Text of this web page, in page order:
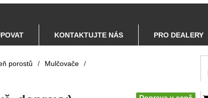
KONTAKTUJTE NÁS PRO DEALERY
porostů / Mulčovače
/